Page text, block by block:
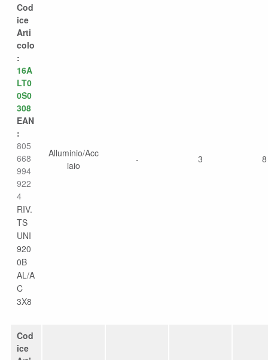
Cod
ice
Arti
colo
:
16A
LT0
0S0
308
EAN
:
805
668
994
922
4
RIV.
TS
UNI
920
0B
AL/A
C
3X8
Alluminio/Acc
iaio
- 3 8
Cod
ice